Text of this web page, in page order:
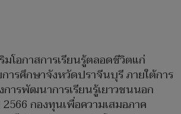
มโอกาสการเรียนรู้ตลอดชีวิตแก่
ารศึกษาจังหวัดปราจีนบุรี ภายใต้การ
ารพัฒนาการเรียนรู้เยาวชนนอก
กองทุนเพื่อความเสมอภาค